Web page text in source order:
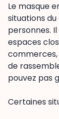
Le masque
situations du
personnes.
espaces
commerces,
de
pouvez pas
Certaines